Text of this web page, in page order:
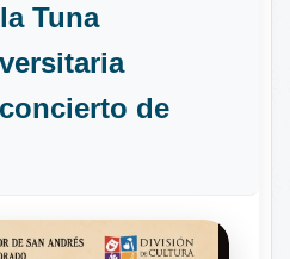
Tuna
de